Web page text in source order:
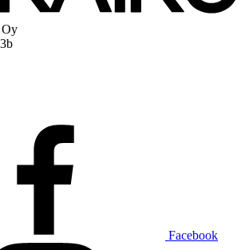
Oy
Facebook